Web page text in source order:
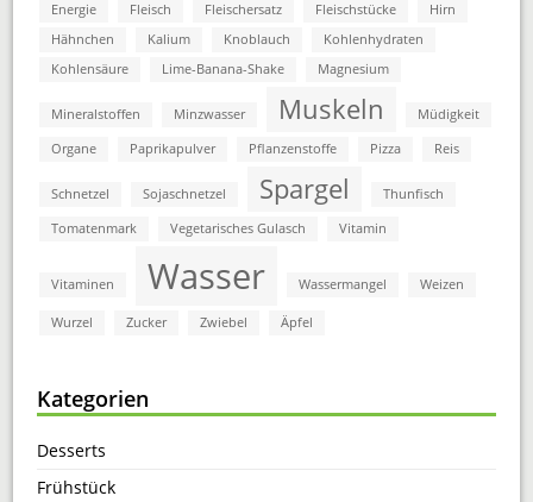
Energie Fleisch Fleischersatz Fleischstücke
Hirn
Hähnchen
Kalium Knoblauch
Kohlenhydraten
Kohlensäure
Lime-Banana-Shake Magnesium
Mineralstoffen Minzwasser Muskeln Müdigkeit
Organe Paprikapulver Pflanzenstoffe Pizza Reis
Schnetzel Sojaschnetzel Spargel Thunfisch
Tomatenmark Vegetarisches Gulasch Vitamin
Vitaminen Wasser Wassermangel Weizen
Wurzel Zucker Zwiebel Äpfel
Kategorien
Desserts
Frühstück